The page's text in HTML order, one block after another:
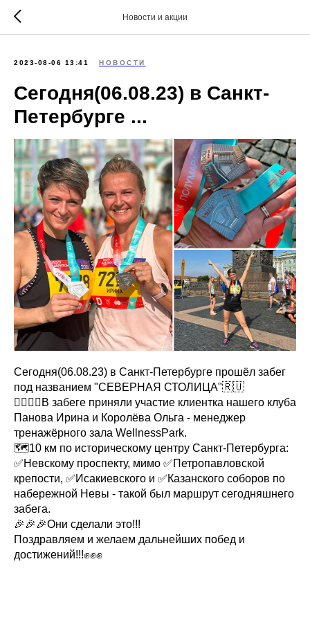
Новости и акции
2023-08-06 13:41 НОВОСТИ
Сегодня(06.08.23) в Санкт-
Петербурге ...
Сегодня(06.08.23) в Санкт-Петербурге прошёл забег
под названием "СЕВЕРНАЯ СТОЛИЦА"🇷🇺
🏃‍♀️🏃‍♀️В забеге приняли участие клиентка нашего клуба
Панова Ирина и Королёва Ольга - менеджер
тренажёрного зала WellnessPark.
🗺️10 км по историческому центру Санкт-Петербурга:
✅Невскому проспекту, мимо ✅Петропавловской
крепости, ✅Исакиевского и ✅Казанского соборов по
набережной Невы - такой был маршрут сегодняшнего
забега.
🎉🎉🎉Они сделали это!!!
Поздравляем и желаем дальнейших побед и
достижений!!!✊✊✊